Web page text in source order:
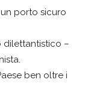
porto sicuro
dilettantistico –
ben oltre i